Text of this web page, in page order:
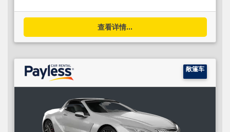
查看详情...
敞篷车